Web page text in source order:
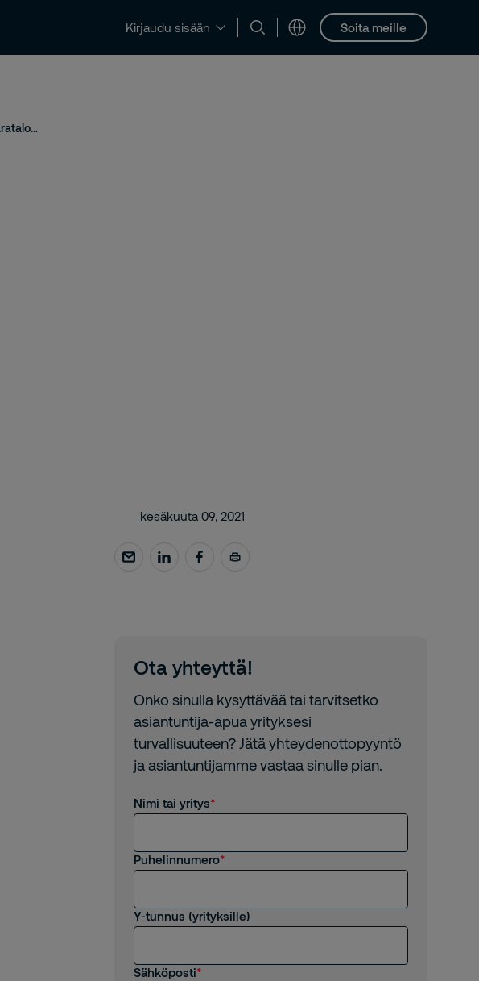
Kirjaudu sisään Soita meille
Urasivu
Työntekijöidemme valppaus esti palon leviämisen tavarataloon
kesäkuuta 09, 2021
Ota yhteyttä!
Onko sinulla kysyttävää tai tarvitsetko
asiantuntija-apua yrityksesi
turvallisuuteen? Jätä yhteydenottopyyntö
ja asiantuntijamme vastaa sinulle pian.
Nimi tai yritys
Puhelinnumero
Y-tunnus (yrityksille)
Sähköposti